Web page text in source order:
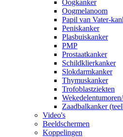
Oogkanker
Oogmelanoom
Papil van Vater-
Peniskanker
Plasbuiskanker
PMP
Prostaatkanker
Schildklierkanker
Slokdarmkanker
Thymuskanker
Trofoblastziekten
Zaadbalkanker
Video's
Beeldschermen
Koppelingen